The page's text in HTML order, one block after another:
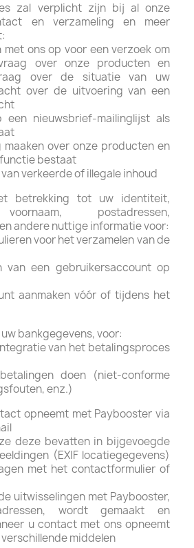
zal verplicht zijn bij al onze
en verzameling en meer
ons op voor een verzoek om
over onze producten en
over de situatie van uw
over de uitvoering van een
een nieuwsbrief-mailinglijst als
maaken over onze producten en
bestaat
verkeerde of illegale inhoud
betrekking tot uw identiteit,
postadressen,
andere nuttige informatie voor:
voor het verzamelen van de
van een gebruikersaccount op
aanmaken vóór of tijdens het
bankgegevens, voor:
van het betalingsproces
doen (niet-conforme
enz.)
opneemt met Paybooster via
deze bevatten in bijgevoegde
(EXIF locatiegegevens)
met het contactformulier of
uitwisselingen met Paybooster,
wordt gemaakt en
u contact met ons opneemt
middelen